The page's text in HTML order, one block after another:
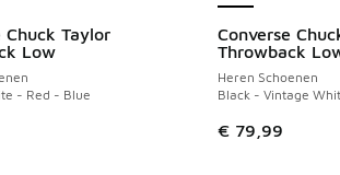
aanbieding Prijs verlaagd van € 119,99
Chuck Taylor
Low
- Red - Blue
Converse
Throwback
Heren Schoenen
Black - Vintage
€ 79,99